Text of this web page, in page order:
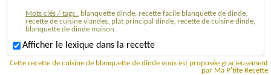
Mots clés / tags : blanquette dinde, recette facile blanquette de dinde,
recette de cuisine viandes, plat principal dinde, recette de cuisine dinde,
blanquette de dinde maison
Afficher le lexique dans la recette
Cette recette de cuisine de blanquette de dinde vous est proposée gracieusement
par Ma P'tite Recette